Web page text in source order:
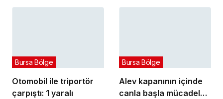
Otomobil ile triportör
çarpıştı: 1 yaralı
Bursa Bölge
Alev kapanının içinde
canla başla mücadele
Bursa Bölge